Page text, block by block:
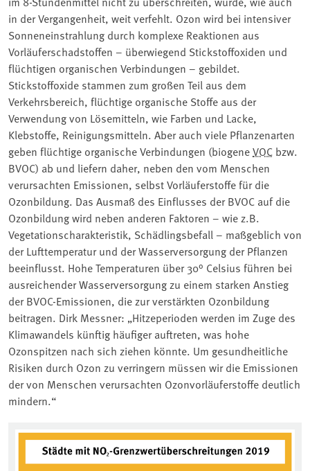
in der Vergangenheit, weit verfehlt. Ozon wird bei intensiver
Sonneneinstrahlung durch komplexe Reaktionen aus
Vorläuferschadstoffen − überwiegend Stickstoffoxiden und
flüchtigen organischen Verbindungen − gebildet.
Stickstoffoxide stammen zum großen Teil aus dem
Verkehrsbereich, flüchtige organische Stoffe aus der
Verwendung von Lösemitteln, wie Farben und Lacke,
Klebstoffe, Reinigungsmitteln. Aber auch viele Pflanzenarten
geben flüchtige organische Verbindungen (biogeneVOC bzw.
BVOC) ab und liefern daher, neben den vom Menschen
verursachten Emissionen, selbst Vorläuferstoffe für die
Ozonbildung. Das Ausmaß des Einflusses der BVOC auf die
Ozonbildung wird neben anderen Faktoren – wie z.B.
Vegetationscharakteristik, Schädlingsbefall – maßgeblich von
der Lufttemperatur und der Wasserversorgung der Pflanzen
beeinflusst. Hohe Temperaturen über 30° Celsius führen bei
ausreichender Wasserversorgung zu einem starken Anstieg
der BVOC-Emissionen, die zur verstärkten Ozonbildung
beitragen. Dirk Messner: „Hitzeperioden werden im Zuge des
Klimawandels künftig häufiger auftreten, was hohe
Ozonspitzen nach sich ziehen könnte. Um gesundheitliche
Risiken durch Ozon zu verringern müssen wir die Emissionen
der von Menschen verursachten Ozonvorläuferstoffe deutlich
mindern.“
Associated content